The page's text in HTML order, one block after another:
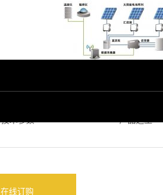
技术参数 产品选型
在线订购